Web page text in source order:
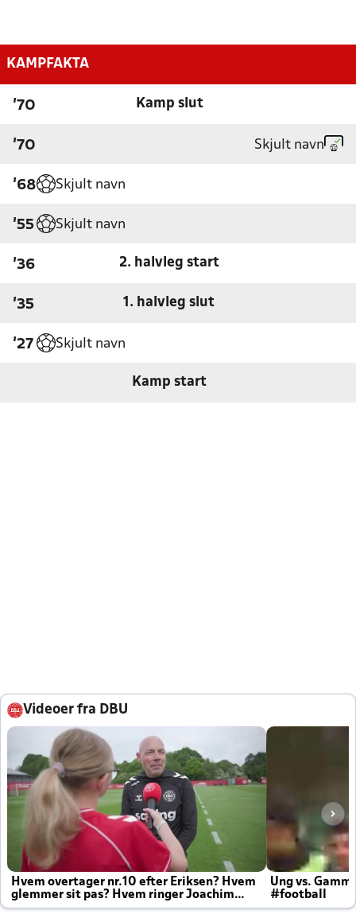
KAMPFAKTA
'70 Kamp slut
'70 Skjult navn
'68 Skjult navn
'55 Skjult navn
'36 2. halvleg start
'35 1. halvleg slut
'27 Skjult navn
Kamp start
Videoer fra DBU
Hvem overtager nr.10 efter Eriksen? Hvem
glemmer sit pas? Hvem ringer Joachim
altid til efter kampe?
Ung vs.
#football